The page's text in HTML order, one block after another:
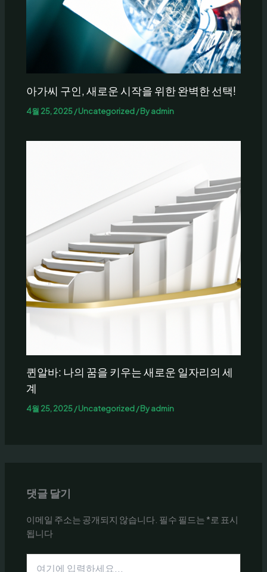
아가씨 구인, 새로운 시작을 위한 완벽한 선택!
4월 25, 2025/Uncategorized/ Byadmin
퀸알바: 나의 꿈을 키우는 새로운 일자리의 세
계
4월 25, 2025/Uncategorized/ Byadmin
댓글 달기
이메일 주소는 공개되지 않습니다. 필수 필드는 *로 표시
됩니다